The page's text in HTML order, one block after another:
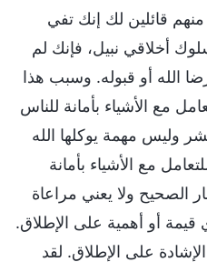
منهم قائلين لك إنك تفي
أخلاقي نبيل، فإنك لم
الله أو قبوله. وسبب هذا
مع الأشياء بأمانة للناس
وليس مهمة يوكلها الله
مع الأشياء بأمانة
الصحيح ولا يعني مراعاة
قيمة أو أهمية على الإطلاق.
على الإطلاق. لقد